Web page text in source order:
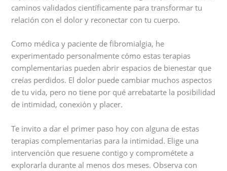
caminos validados científicamente para transformar tu
relación con el dolor y reconectar con tu cuerpo.
Como médica y paciente de fibromialgia, he
experimentado personalmente cómo estas terapias
complementarias pueden abrir espacios de bienestar que
creías perdidos. El dolor puede cambiar muchos aspectos
de tu vida, pero no tiene por qué arrebatarte la posibilidad
de intimidad, conexión y placer.
Te invito a dar el primer paso hoy con alguna de estas
terapias complementarias para la intimidad. Elige una
intervención que resuene contigo y comprométete a
explorarla durante al menos dos meses. Observa con